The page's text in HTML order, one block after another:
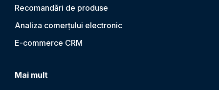
Recomandări de produse
Analiza comerțului electronic
E-commerce CRM
Mai mult